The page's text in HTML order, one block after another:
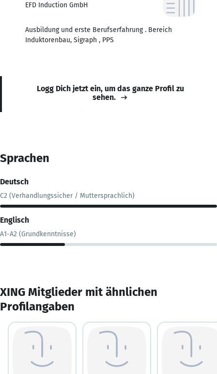
EFD Induction GmbH
Ausbildung und erste Berufserfahrung . Bereich
Induktorenbau, Sigraph , PPS
Logg Dich jetzt ein, um das ganze Profil zu
sehen.
Sprachen
Deutsch
C2 (Verhandlungssicher / Muttersprachlich)
Englisch
A1-A2 (Grundkenntnisse)
XING Mitglieder mit ähnlichen
Profilangaben